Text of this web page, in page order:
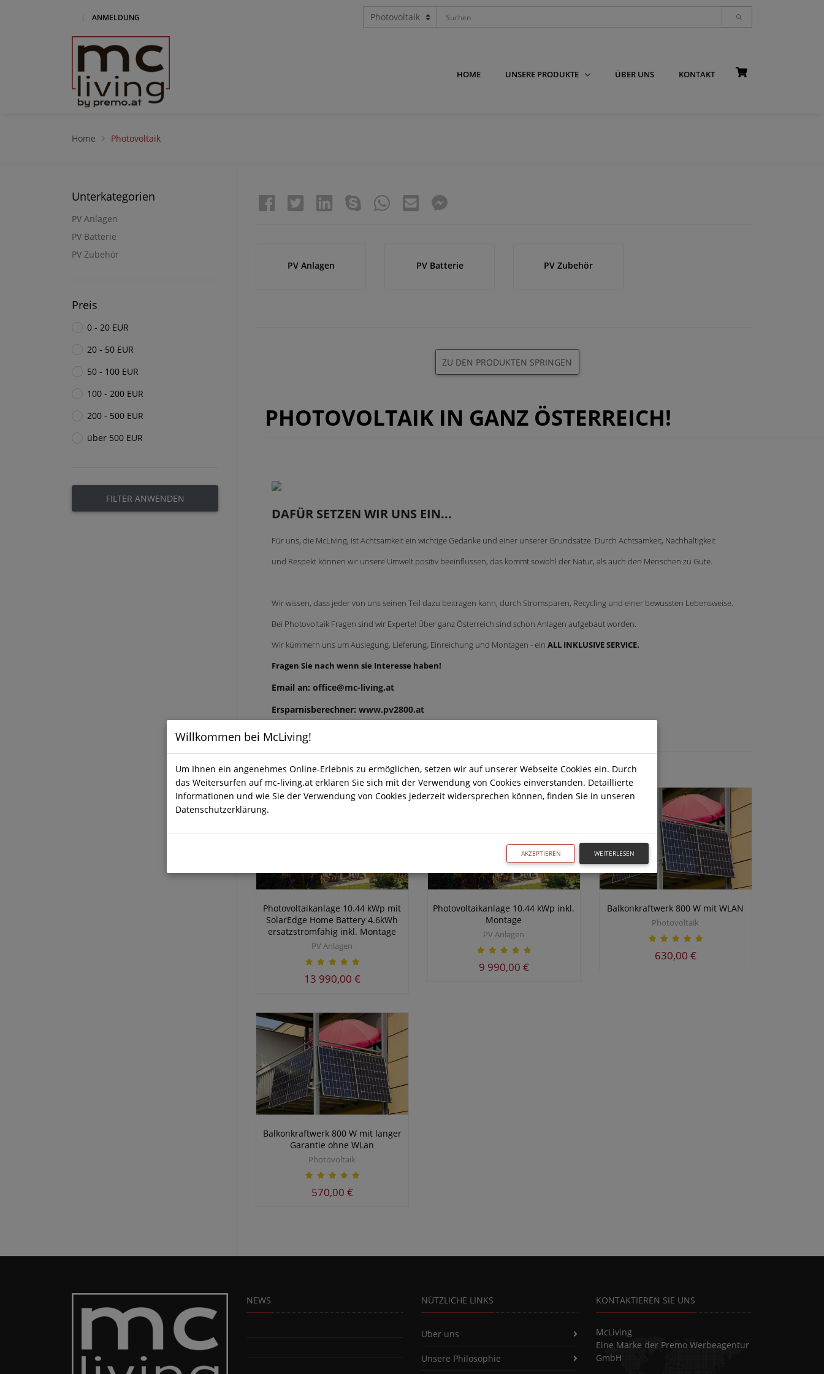
| ANMELDUNG
HOME UNSERE PRODUKTE ÜBER UNS KONTAKT
Home Photovoltaik
PV Anlagen PV Batterie PV Zubehör
ZU DEN PRODUKTEN SPRINGEN
PHOTOVOLTAIK IN GANZ ÖSTERREICH!
DAFÜR SETZEN WIR UNS EIN...
Für uns, die McLiving, ist Achtsamkeit ein wichtige Gedanke und einer unserer Grundsätze. Durch Achtsamkeit, Nachhaltigkeit
und Respekt können wir unsere Umwelt positiv beeinflussen, das kommt sowohl der Natur, als auch den Menschen zu Gute.
Wir wissen, dass jeder von uns seinen Teil dazu beitragen kann, durch Stromsparen, Recycling und einer bewussten Lebensweise.
Bei Photovoltaik Fragen sind wir Experte! Über ganz Österreich sind schon Anlagen aufgebaut worden.
Wir kümmern uns um Auslegung, Lieferung, Einreichung und Montagen - ein ALL INKLUSIVE SERVICE.
Fragen Sie nach wenn sie Interesse haben!
Email an: office@mc-living.at
Ersparnisberechner: www.pv2800.at
Photovoltaikanlage 10.44 kWp mit
SolarEdge Home Battery 4.6kWh
ersatzstromfähig inkl. Montage
PV Anlagen
13 990,00 €
Photovoltaikanlage 10.44 kWp inkl.
Montage
PV Anlagen
9 990,00 €
Balkonkraftwerk 800 W mit WLAN
Photovoltaik
630,00 €
Balkonkraftwerk 800 W mit langer
Garantie ohne WLan
Photovoltaik
570,00 €
Unterkategorien
PV Anlagen
PV Batterie
PV Zubehör
Preis
0 - 20 EUR
20 - 50 EUR
50 - 100 EUR
100 - 200 EUR
200 - 500 EUR
über 500 EUR
FILTER ANWENDEN
NEWS NÜTZLICHE LINKS
Über uns
Unsere Philosophie
KONTAKTIEREN SIE UNS
McLiving
Eine Marke der Premo Werbeagentur
GmbH
Willkommen bei McLiving!
Um Ihnen ein angenehmes Online-Erlebnis zu ermöglichen, setzen wir auf unserer Webseite Cookies ein. Durch
das Weitersurfen auf mc-living.at erklären Sie sich mit der Verwendung von Cookies einverstanden. Detaillierte
Informationen und wie Sie der Verwendung von Cookies jederzeit widersprechen können, finden Sie in unseren
Datenschutzerklärung.
AKZEPTIEREN WEITERLESEN